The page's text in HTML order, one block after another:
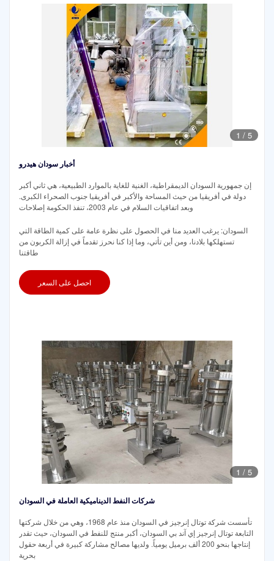
1 / 5
أخبار سودان هيدرو
إن جمهورية السودان الديمقراطية، الغنية للغاية بالموارد الطبيعية، هي ثاني أكبر
دولة في أفريقيا من حيث المساحة والأكبر في أفريقيا جنوب الصحراء الكبرى.
وبعد اتفاقيات السلام في عام 2003، تنفذ الحكومة إصلاحات
السودان: يرغب العديد منا في الحصول على نظرة عامة على كمية الطاقة التي
تستهلكها بلادنا، ومن أين تأتي، وما إذا كنا نحرز تقدماً في إزالة الكربون من
طاقتنا
احصل على السعر
1 / 5
شركات النفط الديناميكية العاملة في السودان
تأسست شركة توتال إنرجيز في السودان منذ عام 1968، وهي من خلال شركتها
التابعة توتال إنرجيز إي آند بي السودان، أكبر منتج للنفط في السودان، حيث تقدر
إنتاجها بنحو 200 ألف برميل يومياً. ولديها مصالح مشاركة كبيرة في أربعة حقول
بحرية